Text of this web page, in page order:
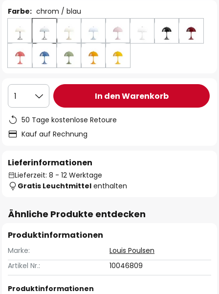
Farbe: chrom / blau
1 In den Warenkorb
50 Tage kostenlose Retoure
Kauf auf Rechnung
Lieferinformationen
Lieferzeit: 8 - 12 Werktage
Gratis Leuchtmittel enthalten
Ähnliche Produkte entdecken
Produktinformationen
Marke:
Louis Poulsen
Artikel Nr.:
10046809
Produktinformationen